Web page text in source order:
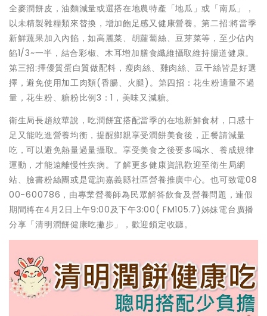
全麥潤餅皮，油麵減量或選搭在地農特產「地瓜」或「南瓜」，
以未精製雜糧類來替換，增加飽足感又健康營養。第二招:將當季
新鮮蔬果加入內餡，如高麗菜、胡蘿蔔絲、豆芽菜等，至少佔內
餡1/3~一半，結合彩椒、木耳增加膳食纖維攝取維持腸道健康。
第三招:擇優質蛋白質做配料，瘦肉絲、雞肉絲、豆干絲皆是好選
擇，避免使用加工肉類(香腸、火腿)。第四招：花生粉適量不過
量，花生粉、糖粉比例3：1，美味又減糖。
衛生局長趙紋華說，吃潤餅宜搭配當季的在地新鮮食材，口感十
足又能吃進營養均衡，提醒鄉親享受潤餅美食後，正餐請減量
吃，可以避免熱量過量攝取。享受美食之後要多喝水、養成規律
運動，才能遠離慢性疾病。了解更多健康資訊歡迎至衛生局網
站、臉書粉絲團或是電詢嘉義縣社區營養推廣中心。也可致電08
00-600786，由專業營養師為民眾解答飲食及營養問題，連假
期間將在4月2日上午9:00及下午3:00( FM105.7)姊妹電台廣播
分享「清明潤餅健康吃撇步」，歡迎鎖定收聽。